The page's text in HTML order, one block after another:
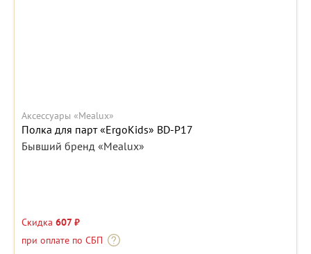
Аксессуары «Mealux»
Полка для парт «ErgoKids» BD-P17
Бывший бренд «Mealux»
Скидка 607 ₽
при оплате по СБП